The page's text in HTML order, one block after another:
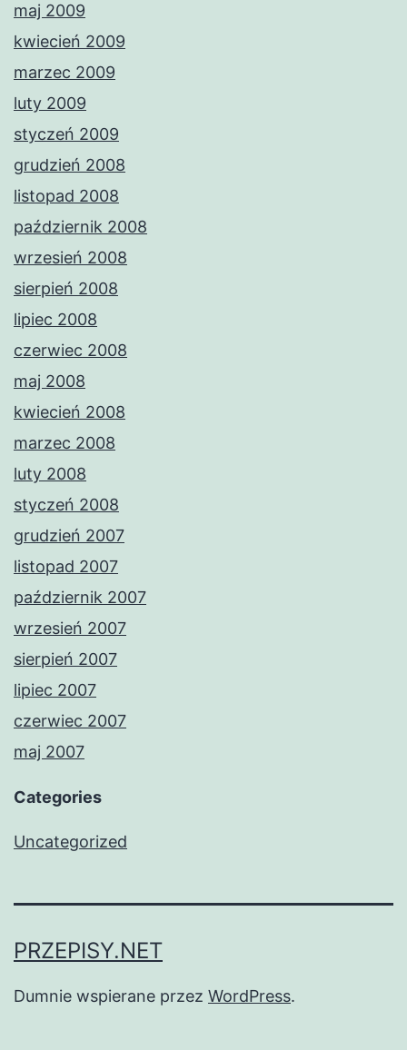
maj 2009
kwiecień 2009
marzec 2009
luty 2009
styczeń 2009
grudzień 2008
listopad 2008
październik 2008
wrzesień 2008
sierpień 2008
lipiec 2008
czerwiec 2008
maj 2008
kwiecień 2008
marzec 2008
luty 2008
styczeń 2008
grudzień 2007
listopad 2007
październik 2007
wrzesień 2007
sierpień 2007
lipiec 2007
czerwiec 2007
maj 2007
Categories
Uncategorized
PRZEPISY.NET
Dumnie wspierane przez WordPress.